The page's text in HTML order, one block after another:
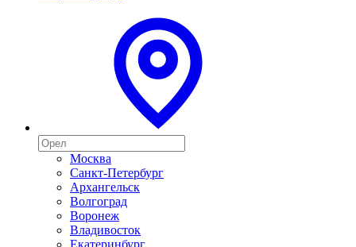
Москва
Санкт-Петербург
Архангельск
Волгоград
Воронеж
Владивосток
Екатеринбург